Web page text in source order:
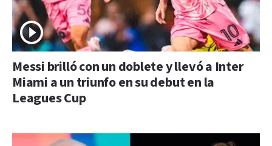
Messi brilló con un doblete y llevó a Inter
Miami a un triunfo en su debut en la
Leagues Cup